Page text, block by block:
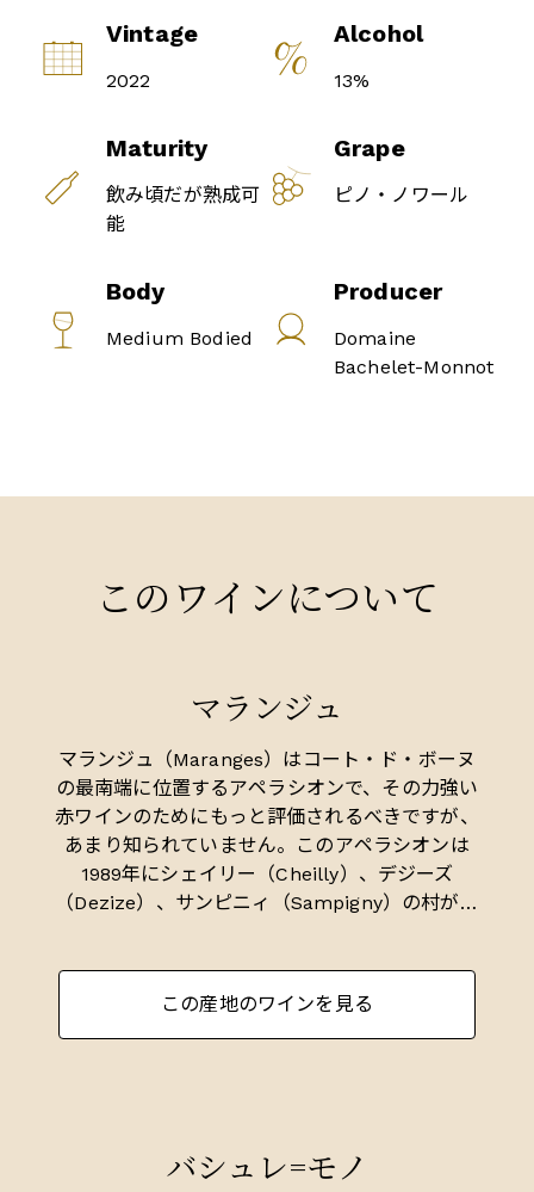
Vintage
2022
Alcohol
13%
Maturity
飲み頃だが熟成可
能
Grape
ピノ・ノワール
Body
Medium Bodied
Producer
Domaine
Bachelet-Monnot
このワインについて
マランジュ
マランジュ（Maranges）はコート・ド・ボーヌ
の最南端に位置するアペラシオンで、その力強い
赤ワインのためにもっと評価されるべきですが、
あまり知られていません。このアペラシオンは
1989年にシェイリー（Cheilly）、デジーズ
（Dezize）、サンピニィ（Sampigny）の村が統
- プルミエ・クリュ（1級畑）の面積は100ヘク
タール（20の畑が存在）。
少量の白ワインも生産されていますが、大部分は
この産地のワインを見る
バシュレ=モノ